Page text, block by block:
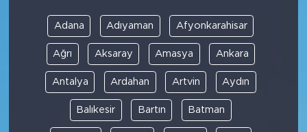
Adana Adıyaman Afyonkarahisar
Ağrı Aksaray Amasya Ankara
Antalya Ardahan Artvin Aydın
Balıkesir Bartın Batman